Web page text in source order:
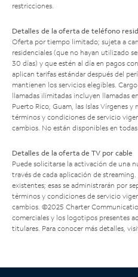
restricciones.
Detalles de la oferta de teléfono
Oferta por tiempo limitado; sujeta a
residenciales (que no hayan utilizado
30 días) y que estén al día en pagos
aplican tarifas estándar después del
mantienen los servicios elegibles.
llamadas ilimitadas incluyen llamadas
Puerto Rico, Guam, las Islas Vírgenes
términos y condiciones de servicio
cambios. No están disponibles en
Detalles de la oferta de TV por cable
Puede solicitarse la activación de una
través de cada aplicación de
existentes; esas se administrarán por
términos y condiciones de servicio
cambios. ©2025 Charter
comerciales y los logotipos presentes
titulares. Para conocer más detalles,